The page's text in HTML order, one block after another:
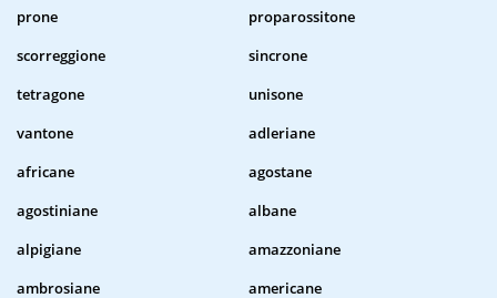
prone
proparossitone
scorreggione
sincrone
tetragone
unisone
vantone
adleriane
africane
agostane
agostiniane
albane
alpigiane
amazzoniane
ambrosiane
americane